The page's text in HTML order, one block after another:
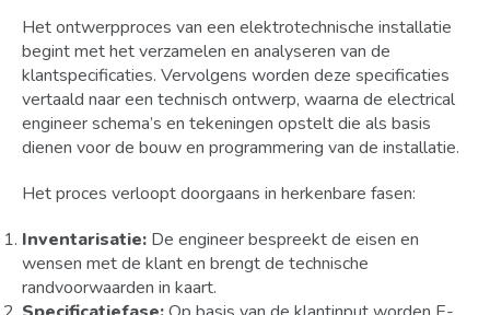
Het ontwerpproces van een elektrotechnische installatie
begint met het verzamelen en analyseren van de
klantspecificaties. Vervolgens worden deze specificaties
vertaald naar een technisch ontwerp, waarna de electrical
engineer schema’s en tekeningen opstelt die als basis
dienen voor de bouw en programmering van de installatie.
Het proces verloopt doorgaans in herkenbare fasen:
Inventarisatie: De engineer bespreekt de eisen en
wensen met de klant en brengt de technische
randvoorwaarden in kaart.